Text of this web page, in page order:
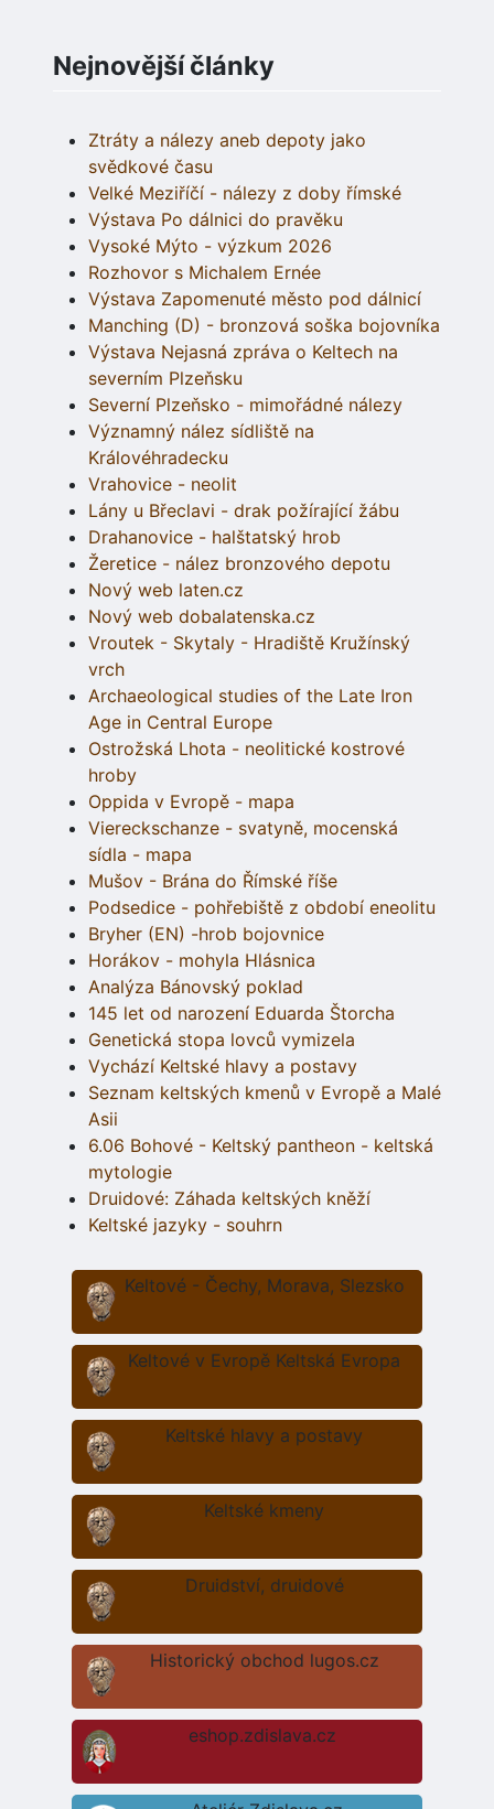
Nejnovější články
Ztráty a nálezy aneb depoty jako
svědkové času
Velké Meziříčí - nálezy z doby římské
Výstava Po dálnici do pravěku
Vysoké Mýto - výzkum 2026
Rozhovor s Michalem Ernée
Výstava Zapomenuté město pod dálnicí
Manching (D) - bronzová soška bojovníka
Výstava Nejasná zpráva o Keltech na
severním Plzeňsku
Severní Plzeňsko - mimořádné nálezy
Významný nález sídliště na
Královéhradecku
Vrahovice - neolit
Lány u Břeclavi - drak požírající žábu
Drahanovice - halštatský hrob
Žeretice - nález bronzového depotu
Nový web laten.cz
Nový web dobalatenska.cz
Vroutek - Skytaly - Hradiště Kružínský
vrch
Archaeological studies of the Late Iron
Age in Central Europe
Ostrožská Lhota - neolitické kostrové
hroby
Oppida v Evropě - mapa
Viereckschanze - svatyně, mocenská
sídla - mapa
Mušov - Brána do Římské říše
Podsedice - pohřebiště z období eneolitu
Bryher (EN) -hrob bojovnice
Horákov - mohyla Hlásnica
Analýza Bánovský poklad
145 let od narození Eduarda Štorcha
Genetická stopa lovců vymizela
Vychází Keltské hlavy a postavy
Seznam keltských kmenů v Evropě a Malé
Asii
6.06 Bohové - Keltský pantheon - keltská
mytologie
Druidové: Záhada keltských kněží
Keltské jazyky - souhrn
Keltové - Čechy, Morava, Slezsko
Keltové v Evropě Keltská Evropa
Keltské hlavy a postavy
Keltské kmeny
Druidství, druidové
Historický obchod lugos.cz
eshop.zdislava.cz